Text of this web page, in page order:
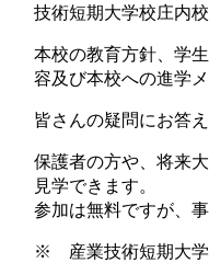
技術短期大学校庄内
本校の教育方針、学
容及び本校への進学
皆さんの疑問にお答
保護者の方や、将来
見学できます。
参加は無料ですが、
※ 産業技術短期大学